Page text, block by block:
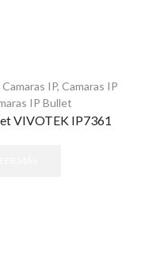
Camaras IP, Camaras IP
IP Bullet
VIVOTEK IP7361